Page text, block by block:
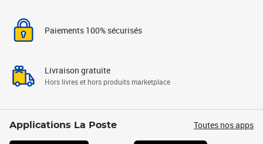
Paiements 100% sécurisés
Livraison gratuite
Hors livres et hors produits marketplace
Applications La Poste Toutes nos apps